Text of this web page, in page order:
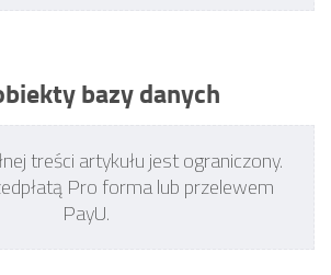
bazy danych
treści artykułu jest ograniczony.
Pro forma lub przelewem
PayU.